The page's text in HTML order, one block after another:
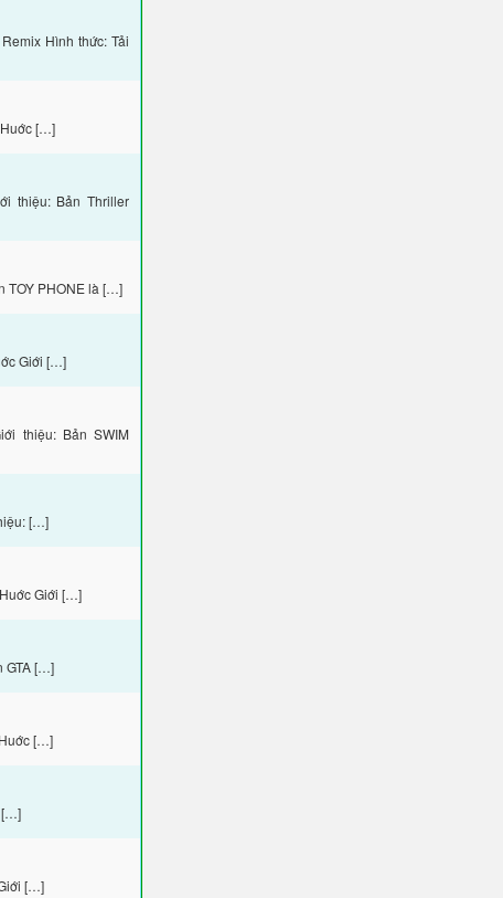
Hình thức: Tải
Huớc […]
thiệu: Bản Thriller
TOY PHONE là […]
Giới […]
thiệu: Bản SWIM
[…]
Giới […]
GTA […]
[…]
[…]
[…]